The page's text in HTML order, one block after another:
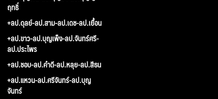
ฤทธิ์
+ลป.ดุลย์-ลป.สาม-ลป.เดช-ลป.เยื้อน
+ลป.ขาว-ลป.บุญเพ็ง-ลป.จันทร์ศรี-
ลป.ประไพร
+ลป.ชอบ-ลป.คำดี-ลป.หลุย-ลป.สีธน
+ลป.แหวน-ลป.ศรีจันทร์-ลป.บุญ
จันทร์